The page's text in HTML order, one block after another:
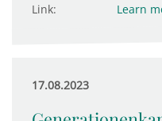
Link:
Learn
17.08.2023